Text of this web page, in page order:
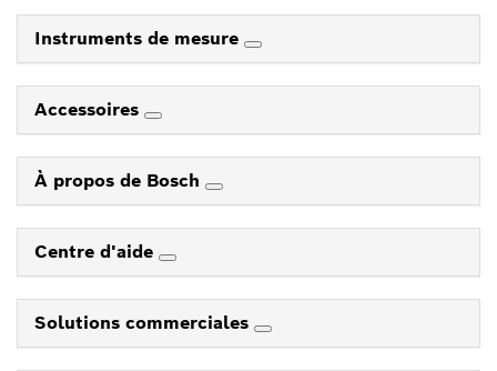
Instruments de mesure
Accessoires
À propos de Bosch
Centre d'aide
Solutions commerciales